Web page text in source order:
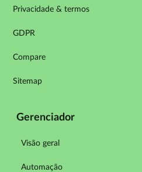
Privacidade & termos
GDPR
Compare
Sitemap
Gerenciador
Visão geral
Automação